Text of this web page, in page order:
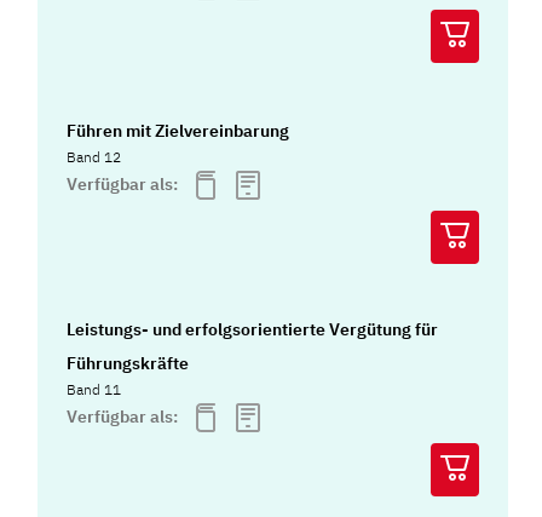
Führen mit Zielvereinbarung
Band 12
Verfügbar als:
Leistungs- und erfolgsorientierte Vergütung für
Führungskräfte
Band 11
Verfügbar als: